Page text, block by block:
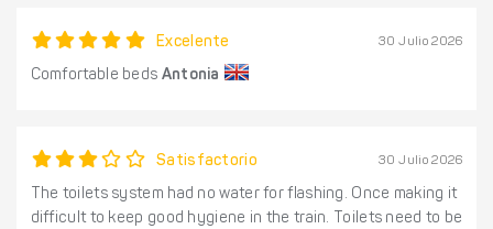
Excelente 30 Julio 2026
Comfortable beds Antonia
Satisfactorio 30 Julio 2026
The toilets system had no water for flashing. Once making it
difficult to keep good hygiene in the train. Toilets need to be